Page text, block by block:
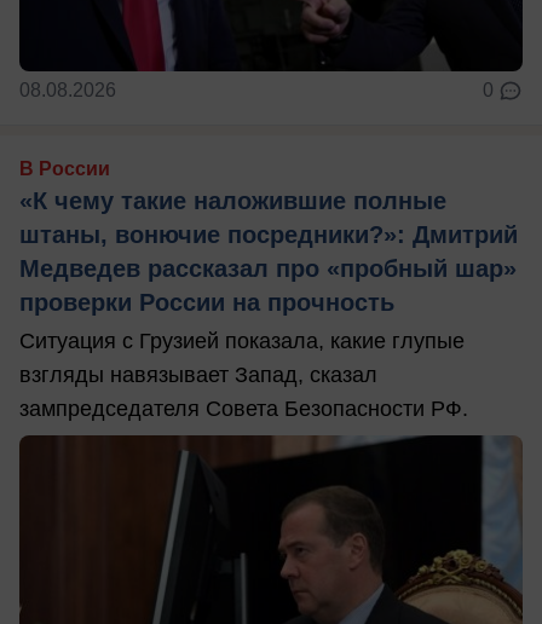
08.08.2026 0
В России
«К чему такие наложившие полные
штаны, вонючие посредники?»: Дмитрий
Медведев рассказал про «пробный шар»
проверки России на прочность
Ситуация с Грузией показала, какие глупые
взгляды навязывает Запад, сказал
зампредседателя Совета Безопасности РФ.